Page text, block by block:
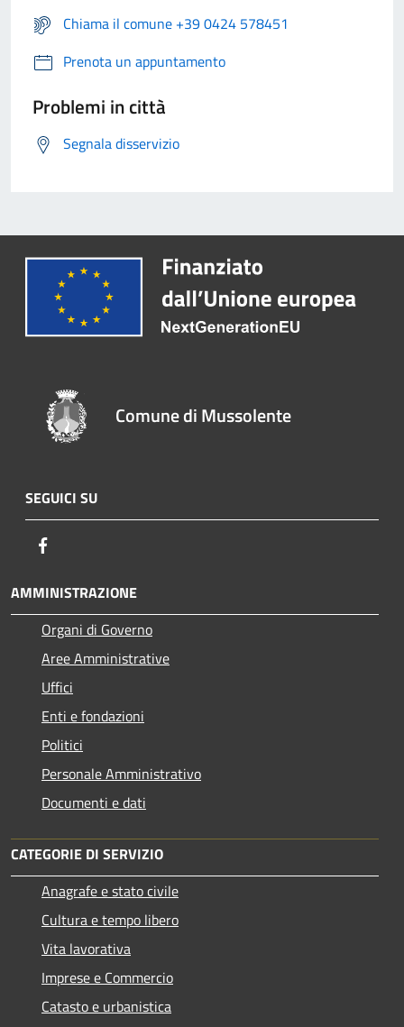
Chiama il comune +39 0424 578451
Prenota un appuntamento
Problemi in città
Segnala disservizio
Comune di Mussolente
SEGUICI SU
AMMINISTRAZIONE
Organi di Governo
Aree Amministrative
Uffici
Enti e fondazioni
Politici
Personale Amministrativo
Documenti e dati
CATEGORIE DI SERVIZIO
Anagrafe e stato civile
Cultura e tempo libero
Vita lavorativa
Imprese e Commercio
Catasto e urbanistica